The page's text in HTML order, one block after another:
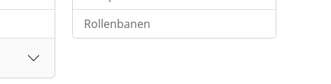
Rollenbanen